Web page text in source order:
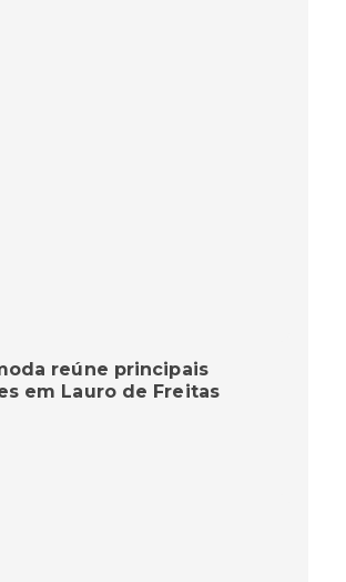
reúne principais
em Lauro de Freitas